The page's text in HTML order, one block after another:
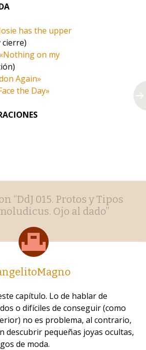
has the upper
cierre)
on my
Again»
the Day»
“DdJ 015. Protos y Tipos
Ojo al dado”
capítulo. Lo de hablar de
o difíciles de conseguir (como
no es problema, al contrario,
descubrir pequeñas joyas ocultas,
de moda.